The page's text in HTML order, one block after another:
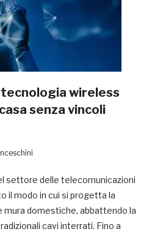
wireless
senza vincoli
settore delle telecomunicazioni
il modo in cui si progetta la
mura domestiche, abbattendo la
cavi interrati. Fino a